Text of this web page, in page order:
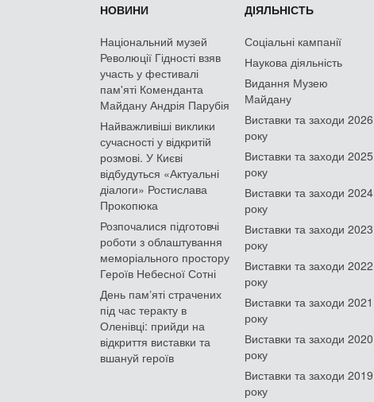
НОВИНИ
Національний музей
Революції Гідності взяв
участь у фестивалі
пам'яті Коменданта
Майдану Андрія Парубія
Найважливіші виклики
сучасності у відкритій
розмові. У Києві
відбудуться «Актуальні
діалоги» Ростислава
Прокопюка
Розпочалися підготовчі
роботи з облаштування
меморіального простору
Героїв Небесної Сотні
День памʼяті страчених
під час теракту в
Оленівці: прийди на
відкриття виставки та
вшануй героїв
ДІЯЛЬНІСТЬ
Соціальні кампанії
Наукова діяльність
Видання Музею
Майдану
Виставки та заходи 2026
року
Виставки та заходи 2025
року
Виставки та заходи 2024
року
Виставки та заходи 2023
року
Виставки та заходи 2022
року
Виставки та заходи 2021
року
Виставки та заходи 2020
року
Виставки та заходи 2019
року